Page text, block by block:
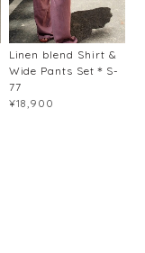
Linen blend Shirt &
Wide Pants Set＊S-
77
¥18,900